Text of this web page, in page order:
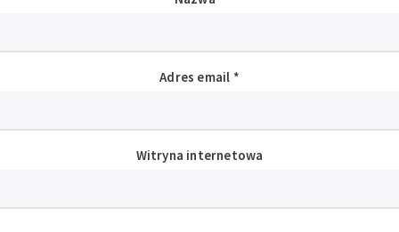
Adres email *
Witryna internetowa